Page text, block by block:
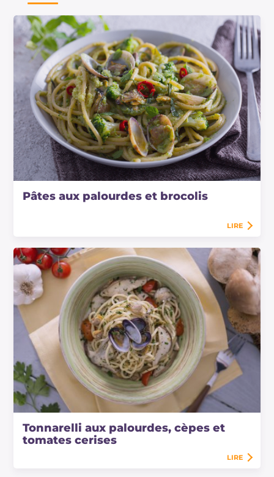
Pâtes aux palourdes et brocolis
LIRE
Tonnarelli aux palourdes, cèpes et
tomates cerises
LIRE